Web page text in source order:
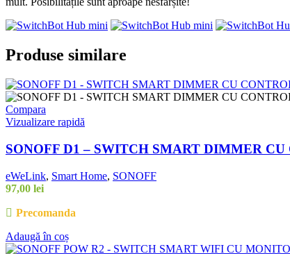
Produse similare
Compara
Vizualizare rapidă
SONOFF D1 – SWITCH SMART DIMMER
eWeLink, Smart Home, SONOFF
97,00 lei
Precomanda
Adaugă în coș